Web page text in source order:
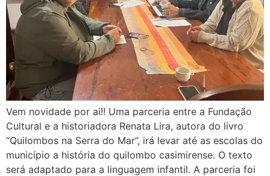
Vem novidade por ai!! Uma parceria entre a Fundação
Cultural e a historiadora Renata Lira, autora do livro
“Quilombos na Serra do Mar”, irá levar até as escolas do
município a história do quilombo casimirense. O texto
será adaptado para a linguagem infantil. A parceria foi